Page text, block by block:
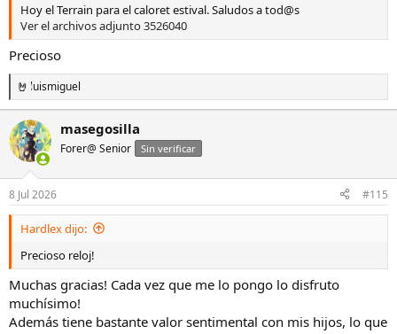
Hoy el Terrain para el caloret estival. Saludos a tod@s
Ver el archivos adjunto 3526040
Precioso
R
e
a
c
c
o
n
e
luismiguel
masegosilla
Forer@ Senior Sin verificar
8 Jul 2026 #115
Hardlex dijo:
Precioso reloj!
Muchas gracias! Cada vez que me lo pongo lo disfruto
muchísimo!
Además tiene bastante valor sentimental con mis hijos, lo que